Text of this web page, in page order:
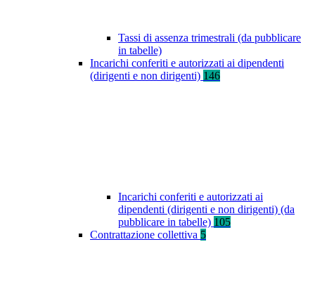
Tassi di assenza trimestrali (da pubblicare
in tabelle)
Incarichi conferiti e autorizzati ai dipendenti
(dirigenti e non dirigenti) 146
Incarichi conferiti e autorizzati ai
dipendenti (dirigenti e non dirigenti) (da
pubblicare in tabelle) 105
Contrattazione collettiva 5